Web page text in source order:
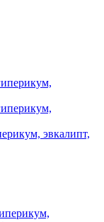
эвкалипт,